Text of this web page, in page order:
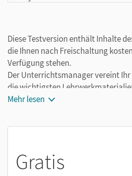
Diese Testversion enthält Inhalte
die Ihnen nach Freischaltung
Verfügung stehen.
Der Unterrichtsmanager vereint
die wichtigsten
Ergänzt um hilfreiche
Mehr lesen
Gratis